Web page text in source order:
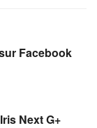
Facebook
Next G+